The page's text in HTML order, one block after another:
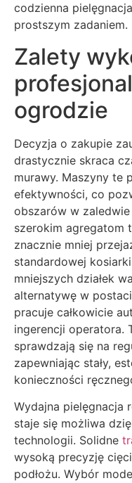
codzienna
prostszym zadaniem.
Zalety
ogrodzie
Decyzja o zakupie
drastycznie skraca
murawy. Maszyny te
efektywności, co
obszarów w
szerokim agregatom
znacznie mniej
standardowej
mniejszych działek
alternatywę w postaci
pracuje całkowicie
ingerencji operatora.
sprawdzają się na
zapewniając stały,
konieczności
Wydajna pielęgnacja
staje się możliwa
technologii. Solidne
wysoką precyzję
podłożu. Wybór